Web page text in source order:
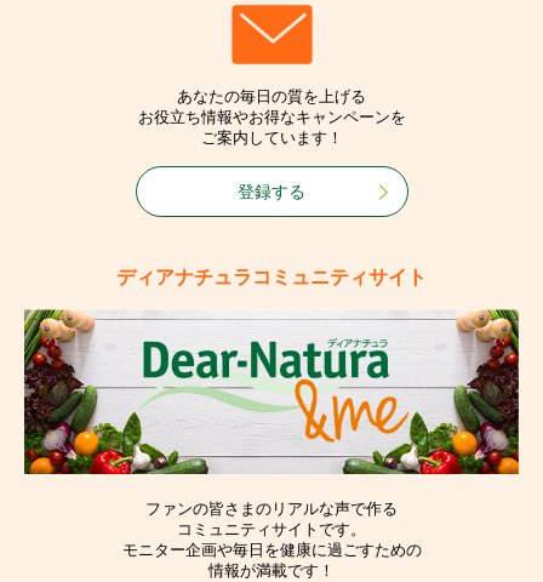
あなたの毎日の質を上げる
お役立ち情報やお得なキャンペーンを
ご案内しています！
登録する
ディアナチュラコミュニティサイト
ファンの皆さまのリアルな声で作る
コミュニティサイトです。
モニター企画や毎日を健康に過ごすための
情報が満載です！